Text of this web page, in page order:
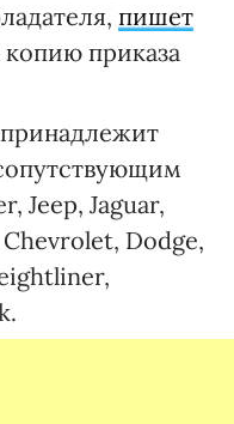
пишет
приказа
Jeep, Jaguar,
Dodge,